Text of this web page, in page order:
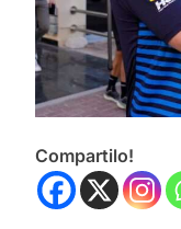
Compartilo!